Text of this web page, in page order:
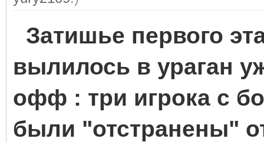
Затишье первого
вылилось в ураган
офф : три игрока с
были "отстранены"